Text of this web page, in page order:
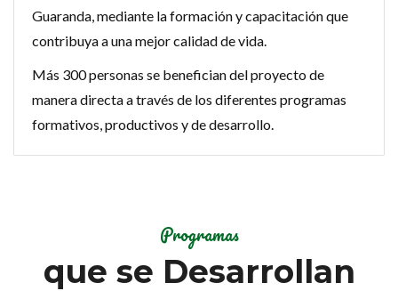
Guaranda, mediante la formación y capacitación que
contribuya a una mejor calidad de vida.
Más 300 personas se benefician del proyecto de
manera directa a través de los diferentes programas
formativos, productivos y de desarrollo.
Programas
que se Desarrollan